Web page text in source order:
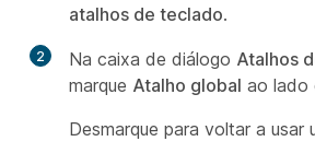
atalhos de teclado.
2 Na caixa de diálogo Atalhos
marque Atalho global ao lado
Desmarque para voltar a usar